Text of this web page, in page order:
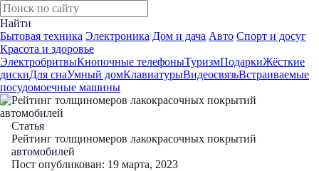
Найти
Бытовая техника Электроника Дом и дача Авто Спорт и досуг
Красота и здоровье
ЭлектробритвыКнопочные телефоныТуризмПодаркиЖёсткие
дискиДля снаУмный домКлавиатурыВидеосвязьВстраиваемые
посудомоечные машины
Статья
Рейтинг толщиномеров лакокрасочных покрытий
автомобилей
Пост опубликован: 19 марта, 2023